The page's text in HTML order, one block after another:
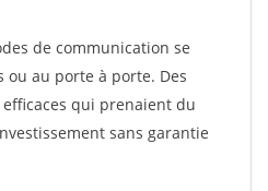
de communication se
au porte à porte. Des
qui prenaient du
sans garantie